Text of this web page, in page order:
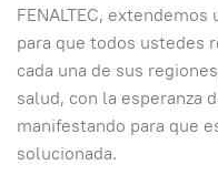
FENALTEC,
para que todos ustedes
cada una de sus
salud, con la esperanza
manifestando para que
solucionada.